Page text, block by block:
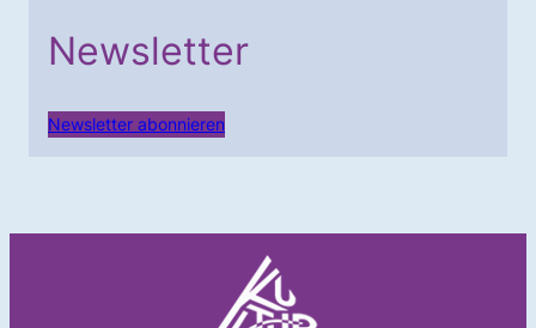
Newsletter
Newsletter abonnieren